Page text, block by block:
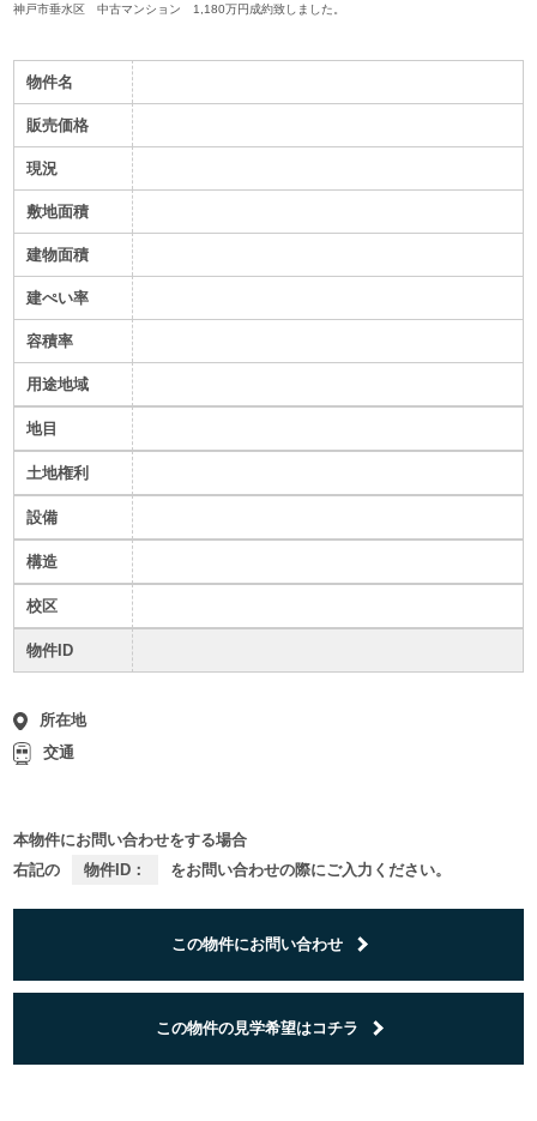
神戸市垂水区 中古マンション 1,180万円成約致しました。
物件名
販売価格
現況
敷地面積
建物面積
建ぺい率
容積率
用途地域
地目
土地権利
設備
構造
校区
物件ID
所在地
交通
本物件にお問い合わせをする場合
右記の
物件ID： をお問い合わせの際にご入力ください。
この物件にお問い合わせ
この物件の見学希望はコチラ